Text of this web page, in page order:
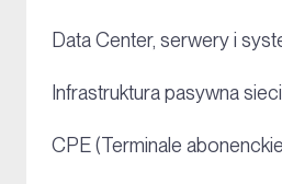
Data Center, serwery i
Infrastruktura pasywna
CPE (Terminale